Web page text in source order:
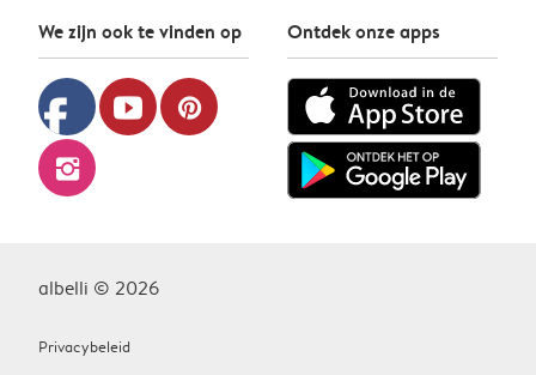
We zijn ook te vinden op
facebook youtube pinterest
instagram
Ontdek onze apps
albelli © 2026
Privacybeleid